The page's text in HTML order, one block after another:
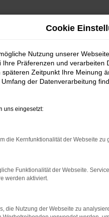
Cookie
Nutzung unserer
Präferenzen und
Zeitpunkt Ihre Meinung
der Datenverarbeitung
uns eingesetzt:
die Kernfunktionalität der Webseite zu
Funktionalität der Webseite.
werden aktiviert.
die Nutzung der Webseite zu